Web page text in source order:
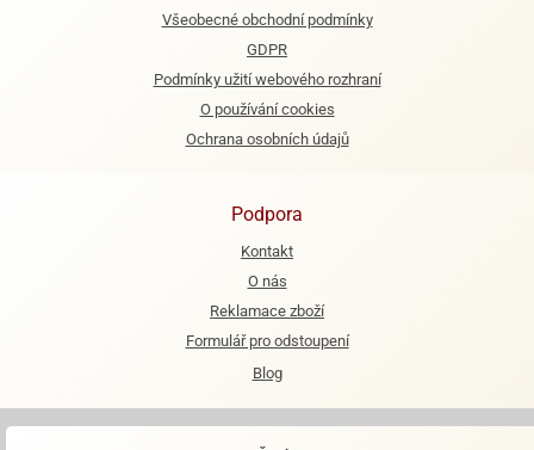
Všeobecné obchodní podmínky
GDPR
Podmínky užití webového rozhraní
O používání cookies
Ochrana osobních údajů
Podpora
Kontakt
O nás
Reklamace zboží
Formulář pro odstoupení
Blog